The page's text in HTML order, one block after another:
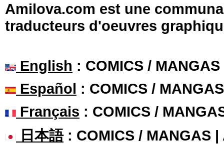
Amilova.com est une
traducteurs d'oeuvres
English : COMICS /
Español : COMICS /
Français : COMICS /
日本語: COMICS / MANGAS |